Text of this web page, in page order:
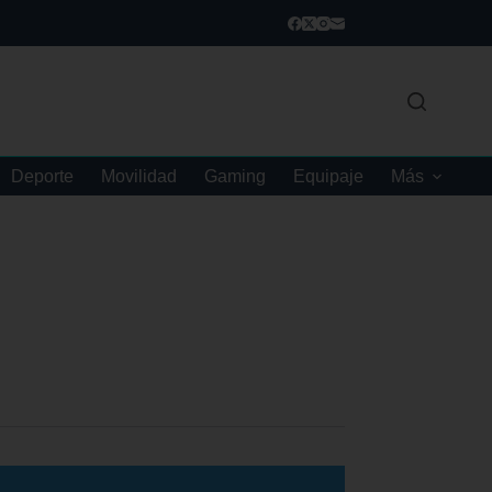
Deporte Movilidad Gaming Equipaje Más